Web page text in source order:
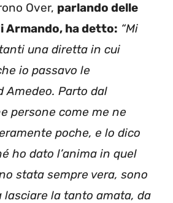
Over, parlando delle
Armando, ha detto: “Mi
una diretta in cui
io passavo le
Amedeo. Parto dal
persone come me ne
poche, e lo dico
ho dato l’anima in quel
stata sempre vera, sono
lasciare la tanto amata, da